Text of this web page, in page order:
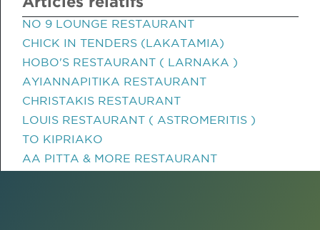
NO 9 LOUNGE RESTAURANT
CHICK IN TENDERS (LAKATAMIA)
HOBO'S RESTAURANT ( LARNAKA )
AYIANNAPITIKA RESTAURANT
CHRISTAKIS RESTAURANT
LOUIS RESTAURANT ( ASTROMERITIS )
TO KIPRIAKO
AA PITTA & MORE RESTAURANT